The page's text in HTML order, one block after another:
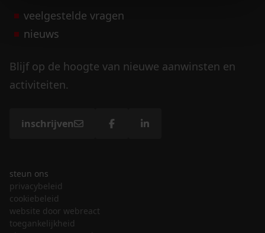
veelgestelde vragen
nieuws
Blijf op de hoogte van nieuwe aanwinsten en
activiteiten.
inschrijven
steun ons
privacybeleid
cookiebeleid
website door webreact
toegankelijkheid